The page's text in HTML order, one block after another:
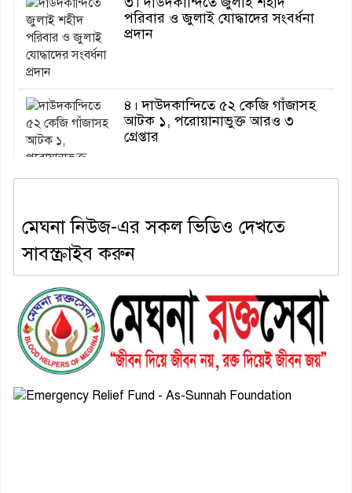
পরিবার ও জুলাই যোদ্ধাদের সংবর্ধনা
প্রদান
৪। দাউদকান্দিতে ৫২ কেজি গাঁজাসহ
আটক ১, পরোয়ানাভুক্ত আরও ৩
গ্রেপ্তার
সদস্য সচিব হলেন সালাউদ্দিন সরকার
৬। জেলা পুলিশ সুপার থেকে সম্মাননা
পেলেন দাউদকান্দি মডেল থানার
এএসআই সজল
৭। দাউদকান্দিতে উপজেলা আইন-
শৃঙ্খলা কমিটির মাসিক সভা অনুষ্ঠিত
মেঘনা নিউজ-এর সকল ভিডিও দেখতে
সাবস্ক্রাইব করুন